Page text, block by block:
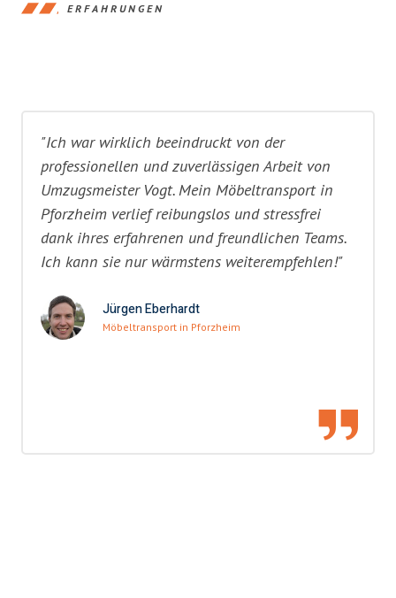
ERFAHRUNGEN
"Ich war wirklich beeindruckt von der
professionellen und zuverlässigen Arbeit von
Umzugsmeister Vogt. Mein Möbeltransport in
Pforzheim verlief reibungslos und stressfrei
dank ihres erfahrenen und freundlichen Teams.
Ich kann sie nur wärmstens weiterempfehlen!"
Jürgen Eberhardt
Möbeltransport in Pforzheim